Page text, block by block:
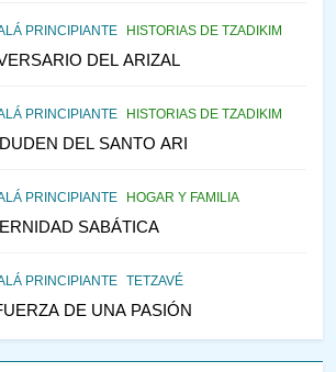
PRINCIPIANTE HISTORIAS DE TZADIKIM
DEL ARIZAL
PRINCIPIANTE HISTORIAS DE TZADIKIM
DEL SANTO ARI
PRINCIPIANTE HOGAR Y FAMILIA
SABÁTICA
PRINCIPIANTE TETZAVÉ
DE UNA PASIÓN
TEMPLO Y LA ALEGRÍA EN
VEAMOS ¿POR QUÉ
IEHOSHÚA? Y LA QUEJA DE
RAZI ¿QUIÉN ES SABIO?